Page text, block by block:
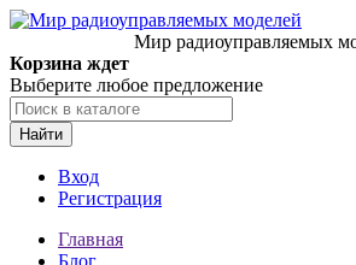
Мир радиоуправляемых
Корзина ждет
Выберите любое предложение
Найти
Вход
Регистрация
Главная
Блог